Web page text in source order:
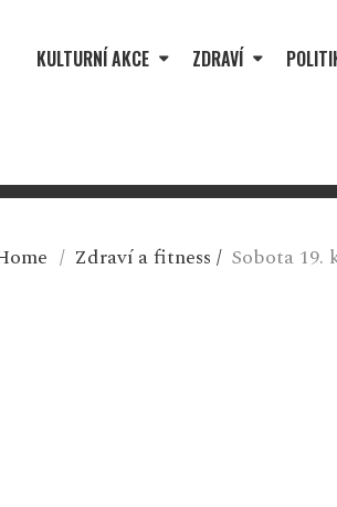
KULTURNÍ AKCE ZDRAVÍ
/ Zdraví a fitness / Sobota